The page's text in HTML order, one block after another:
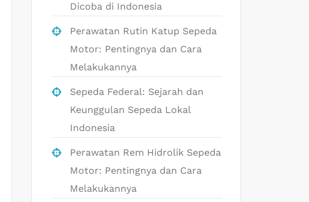
Dicoba di Indonesia
Perawatan Rutin Katup Sepeda
Motor: Pentingnya dan Cara
Melakukannya
Sepeda Federal: Sejarah dan
Keunggulan Sepeda Lokal
Indonesia
Perawatan Rem Hidrolik Sepeda
Motor: Pentingnya dan Cara
Melakukannya